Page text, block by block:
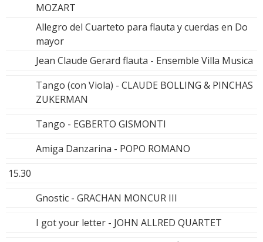
MOZART
Allegro del Cuarteto para flauta y cuerdas en Do
mayor
Jean Claude Gerard flauta - Ensemble Villa Musica
Tango (con Viola) - CLAUDE BOLLING & PINCHAS
ZUKERMAN
Tango - EGBERTO GISMONTI
Amiga Danzarina - POPO ROMANO
15.30
Gnostic - GRACHAN MONCUR III
I got your letter - JOHN ALLRED QUARTET